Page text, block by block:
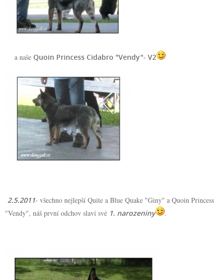
a naše Quoin Princess Cidabro "Vendy"- V2
2.5.2011- všechno nejlepší Quite a Blue Quake "Giny" a Quoin Princess
"Vendy", náš první odchov slaví své 1. narozeniny .